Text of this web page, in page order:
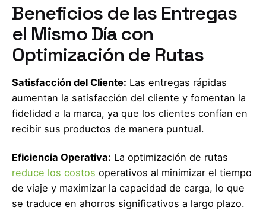
Beneficios de las Entregas
el Mismo Día con
Optimización de Rutas
Satisfacción del Cliente: Las entregas rápidas
aumentan la satisfacción del cliente y fomentan la
fidelidad a la marca, ya que los clientes confían en
recibir sus productos de manera puntual.
Eficiencia Operativa: La optimización de rutas
reduce los costos operativos al minimizar el tiempo
de viaje y maximizar la capacidad de carga, lo que
se traduce en ahorros significativos a largo plazo.